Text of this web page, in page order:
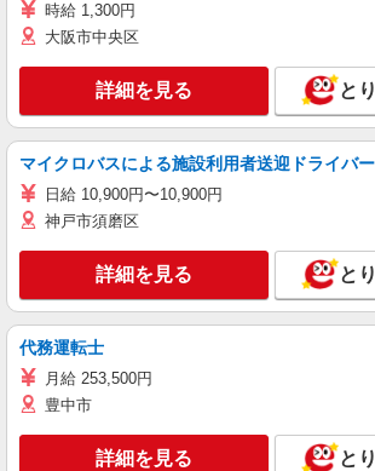
時給 1,300円
大阪市中央区
詳細を見る と
マイクロバスによる施設利用者送迎ドライバー
日給 10,900円〜10,900円
神戸市須磨区
詳細を見る と
代務運転士
月給 253,500円
豊中市
詳細を見る と